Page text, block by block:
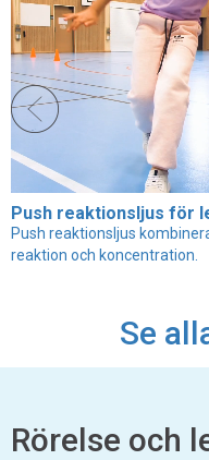
Push reaktionsljus för
Push reaktionsljus
reaktion och koncentration.
Se
Rörelse och